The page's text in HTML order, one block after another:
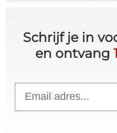
Schrijf je in
en ontvang